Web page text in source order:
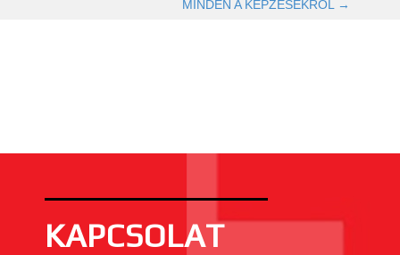
MINDEN A KÉPZÉSEKRŐL →
KAPCSOLAT